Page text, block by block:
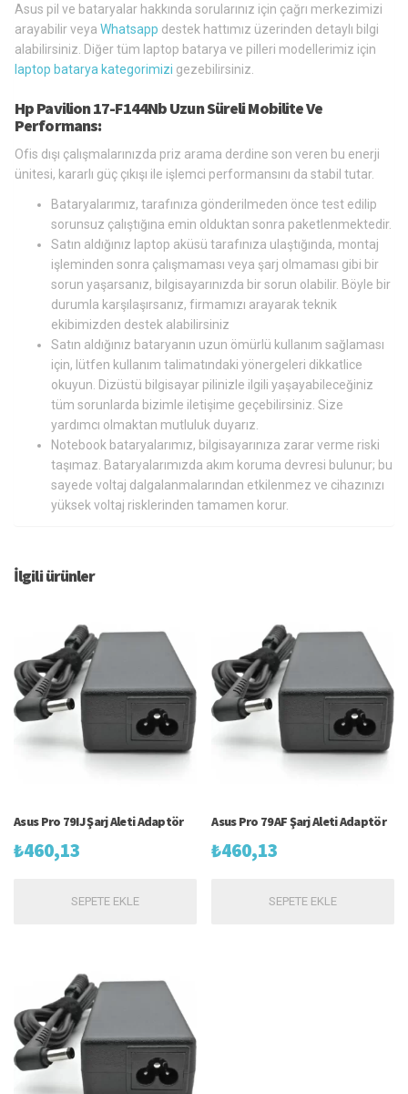
Asus pil ve bataryalar hakkında sorularınız için çağrı merkezimizi
arayabilir veya Whatsapp destek hattımız üzerinden detaylı bilgi
alabilirsiniz. Diğer tüm laptop batarya ve pilleri modellerimiz için
laptop batarya kategorimizi gezebilirsiniz.
Hp Pavilion 17-F144Nb Uzun Süreli Mobilite Ve
Performans:
Ofis dışı çalışmalarınızda priz arama derdine son veren bu enerji
ünitesi, kararlı güç çıkışı ile işlemci performansını da stabil tutar.
Bataryalarımız, tarafınıza gönderilmeden önce test edilip
sorunsuz çalıştığına emin olduktan sonra paketlenmektedir.
Satın aldığınız laptop aküsü tarafınıza ulaştığında, montaj
işleminden sonra çalışmaması veya şarj olmaması gibi bir
sorun yaşarsanız, bilgisayarınızda bir sorun olabilir. Böyle bir
durumla karşılaşırsanız, firmamızı arayarak teknik
ekibimizden destek alabilirsiniz
Satın aldığınız bataryanın uzun ömürlü kullanım sağlaması
için, lütfen kullanım talimatındaki yönergeleri dikkatlice
okuyun. Dizüstü bilgisayar pilinizle ilgili yaşayabileceğiniz
tüm sorunlarda bizimle iletişime geçebilirsiniz. Size
yardımcı olmaktan mutluluk duyarız.
Notebook bataryalarımız, bilgisayarınıza zarar verme riski
taşımaz. Bataryalarımızda akım koruma devresi bulunur; bu
sayede voltaj dalgalanmalarından etkilenmez ve cihazınızı
yüksek voltaj risklerinden tamamen korur.
İlgili ürünler
Asus Pro 79IJ Şarj Aleti Adaptör
₺460,13
SEPETE EKLE
Asus Pro 79AF Şarj Aleti Adaptör
₺460,13
SEPETE EKLE